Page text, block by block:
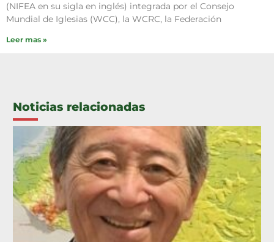
(NIFEA en su sigla en inglés) integrada por el Consejo
Mundial de Iglesias (WCC), la WCRC, la Federación
Leer mas »
Noticias relacionadas